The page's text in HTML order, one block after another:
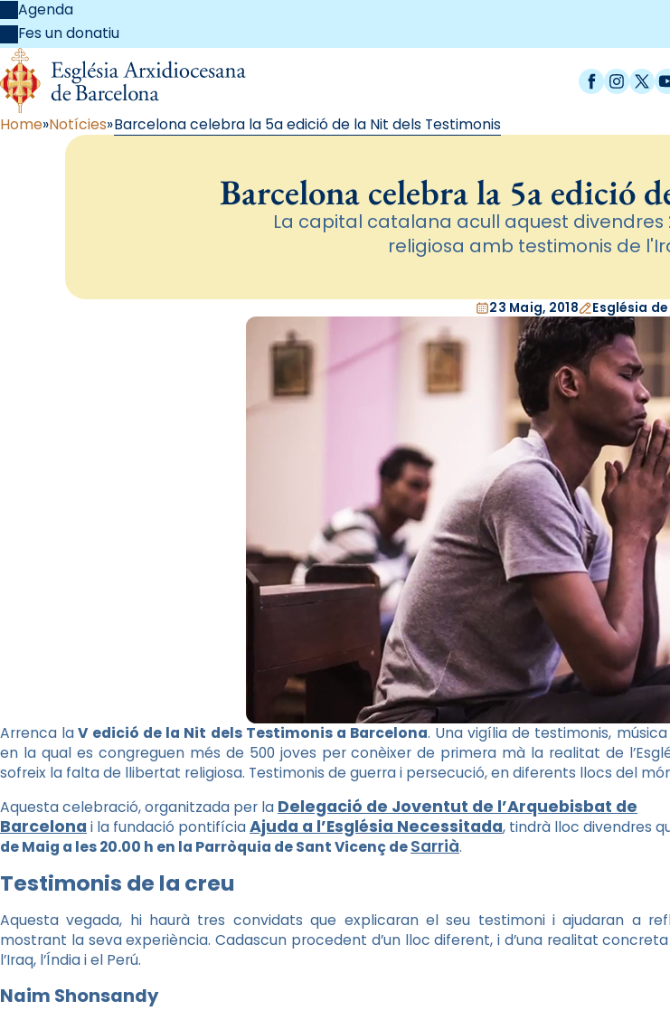
Agenda
Fes un donatiu
Facebook
X /
Home Notícies Barcelona celebra la 5a edició de la Nit dels Testimonis
Barcelona celebra la 5a edició
La capital catalana acull aquest divendres
religiosa amb testimonis de
23 Maig, 2018 Església
Arrenca laV edició de la Nit dels Testimonis a Barcelona. Una vigília de testimonis,
en la qual es congreguen més de 500 joves per conèixer de primera mà la realitat de
sofreix la falta de llibertat religiosa. Testimonis de guerra i persecució, en diferents llocs del
Aquesta celebració, organitzada per la Delegació de Joventut de l’Arquebisbat de
Barcelona i la fundació pontifíciaAjuda a l’Església Necessitada, tindrà lloc divendres
de Maig a les 20.00 h en la Parròquia de Sant Vicenç deSarrià.
Testimonis de la creu
Aquesta vegada, hi haurà tres convidats que explicaran el seu testimoni i ajudaran a
mostrant la seva experiència. Cadascun procedent d’un lloc diferent, i d’una realitat concreta
l’Iraq, l’Índia i el Perú.
Naim Shonsandy